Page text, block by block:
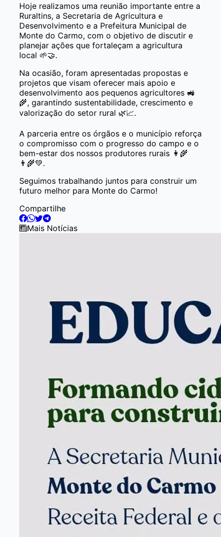
Hoje realizamos uma reunião importante entre a
Ruraltins, a Secretaria de Agricultura e
Desenvolvimento e a Prefeitura Municipal de
Monte do Carmo, com o objetivo de discutir e
planejar ações que fortaleçam a agricultura
local 🌱🤝.
Na ocasião, foram apresentadas propostas e
projetos que visam oferecer mais apoio e
desenvolvimento aos pequenos agricultores 🚜
🌾, garantindo sustentabilidade, crescimento e
valorização do setor rural 🌿📈.
A parceria entre os órgãos e o município reforça
o compromisso com o progresso do campo e o
bem-estar dos nossos produtores rurais 👩‍🌾
👨‍🌾💚.
Seguimos trabalhando juntos para construir um
futuro melhor para Monte do Carmo!
Compartilhe
Mais Notícias